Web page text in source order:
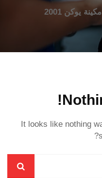
يوكن 2001
It looks like nothing